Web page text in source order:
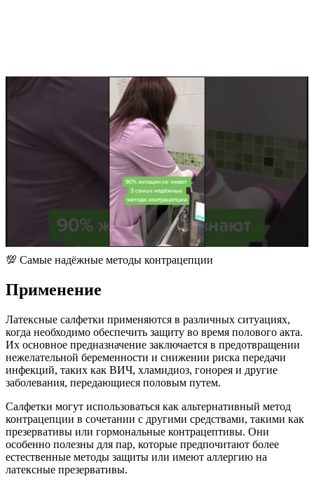
💯​ Самые надёжные методы контрацепции
Применение
Латексные салфетки применяются в различных ситуациях,
когда необходимо обеспечить защиту во время полового акта.
Их основное предназначение заключается в предотвращении
нежелательной беременности и снижении риска передачи
инфекций, таких как ВИЧ, хламидиоз, гонорея и другие
заболевания, передающиеся половым путем.
Салфетки могут использоваться как альтернативный метод
контрацепции в сочетании с другими средствами, такими как
презервативы или гормональные контрацептивы. Они
особенно полезны для пар, которые предпочитают более
естественные методы защиты или имеют аллергию на
латексные презервативы.